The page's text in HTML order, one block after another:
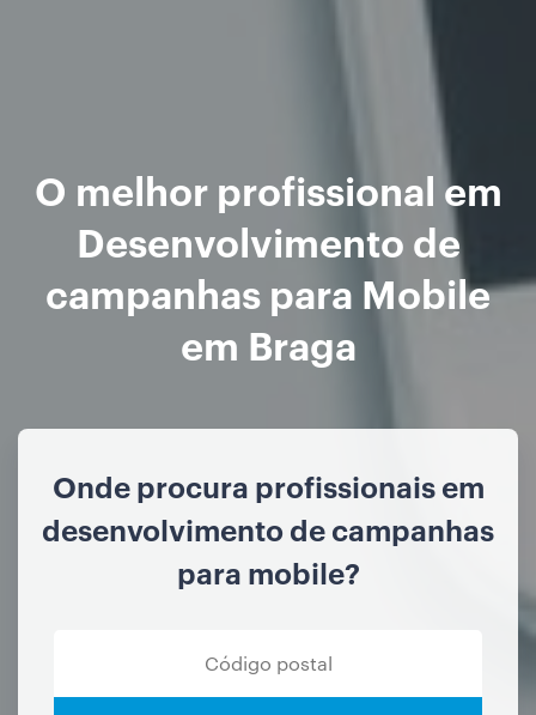
O melhor profissional em
Desenvolvimento de
campanhas para Mobile
em Braga
Onde procura profissionais em
desenvolvimento de campanhas
para mobile?